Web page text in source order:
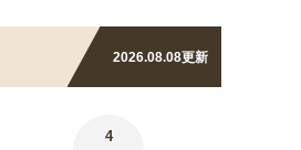
2026.08.08更新
4